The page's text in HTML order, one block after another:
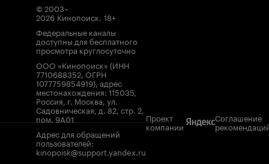
© 2003–
2026 Кинопоиск. 18+
Федеральные каналы
доступны для бесплатного
просмотра круглосуточно
ООО «Кинопоиск» (ИНН
7710688352, ОГРН
1077759854919), адрес
местонахождения: 115035,
Россия, г. Москва, ул.
Садовническая, д. 82, стр. 2,
пом. 9А01
Адрес для обращений
пользователей:
kinopoisk@support.yandex.ru
Проект
компании
Соглашение